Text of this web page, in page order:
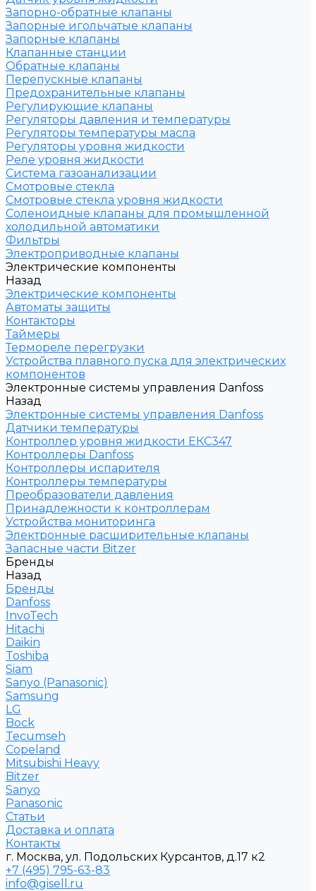
Запорно-обратные клапаны
Запорные игольчатые клапаны
Запорные клапаны
Клапанные станции
Обратные клапаны
Перепускные клапаны
Предохранительные клапаны
Регулирующие клапаны
Регуляторы давления и температуры
Регуляторы температуры масла
Регуляторы уровня жидкости
Реле уровня жидкости
Система газоанализации
Смотровые стекла
Смотровые стекла уровня жидкости
Соленоидные клапаны для промышленной
холодильной автоматики
Фильтры
Электроприводные клапаны
Электрические компоненты
Назад
Электрические компоненты
Автоматы защиты
Контакторы
Таймеры
Термореле перегрузки
Устройства плавного пуска для электрических
компонентов
Электронные системы управления Danfoss
Назад
Электронные системы управления Danfoss
Датчики температуры
Контроллер уровня жидкости ЕКС347
Контроллеры Danfoss
Контроллеры испарителя
Контроллеры температуры
Преобразователи давления
Принадлежности к контроллерам
Устройства мониторинга
Электронные расширительные клапаны
Запасные части Bitzer
Бренды
Назад
Бренды
Danfoss
InvoTech
Hitachi
Daikin
Toshiba
Siam
Sanyo (Panasonic)
Samsung
LG
Bock
Tecumseh
Copeland
Mitsubishi Heavy
Bitzer
Sanyo
Рanasonic
Статьи
Доставка и оплата
Контакты
г. Москва, ул. Подольских Курсантов, д.17 к2
+7 (495) 795-63-83
info@gisell.ru